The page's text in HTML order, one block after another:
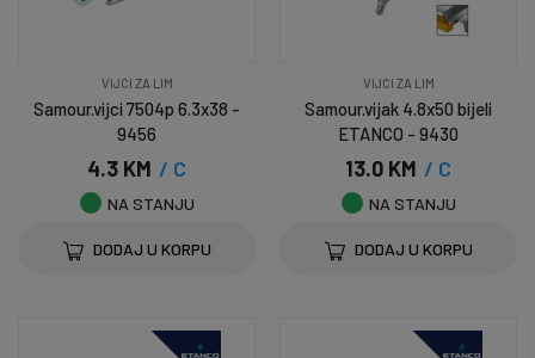
VIJCI ZA LIM
Samour.vijci 7504p 6.3x38 -
9456
4.3 KM / C
NA STANJU
DODAJ U KORPU
VIJCI ZA LIM
Samour.vijak 4.8x50 bijeli
ETANCO - 9430
13.0 KM / C
NA STANJU
DODAJ U KORPU